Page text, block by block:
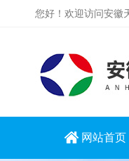
您好！欢迎访问安徽
网站首页